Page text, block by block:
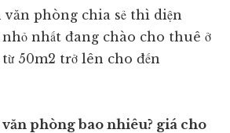
phòng chia sẻ thì diện
nhất đang chào cho thuê ở
50m2 trở lên cho đến
phòng bao nhiêu? giá cho